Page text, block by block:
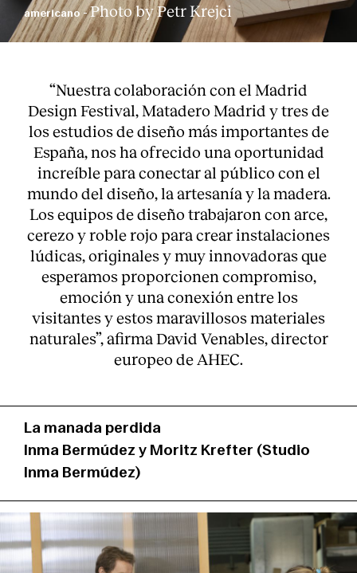
americano -Photo by Petr Krejci
“Nuestra colaboración con el Madrid
Design Festival, Matadero Madrid y tres de
los estudios de diseño más importantes de
España, nos ha ofrecido una oportunidad
increíble para conectar al público con el
mundo del diseño, la artesanía y la madera.
Los equipos de diseño trabajaron con arce,
cerezo y roble rojo para crear instalaciones
lúdicas, originales y muy innovadoras que
esperamos proporcionen compromiso,
emoción y una conexión entre los
visitantes y estos maravillosos materiales
naturales”, afirma David Venables, director
europeo de AHEC.
La manada perdida
Inma Bermúdez y Moritz Krefter (Studio
Inma Bermúdez)